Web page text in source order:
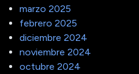
marzo 2025
febrero 2025
diciembre 2024
noviembre 2024
octubre 2024